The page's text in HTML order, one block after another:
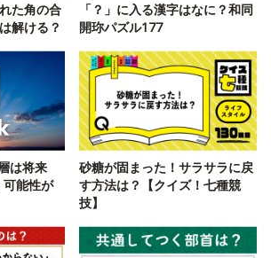
た角の合
解ける？
「？」に入る漢字はなに？和同
開珎パズル177
は将来
可能性が
砂糖が固まった！サラサラに戻
す方法は？【クイズ！七種競
技】